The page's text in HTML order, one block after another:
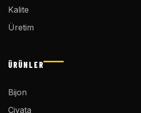
Kalite
Üretim
ÜRÜNLER
Bijon
Civata